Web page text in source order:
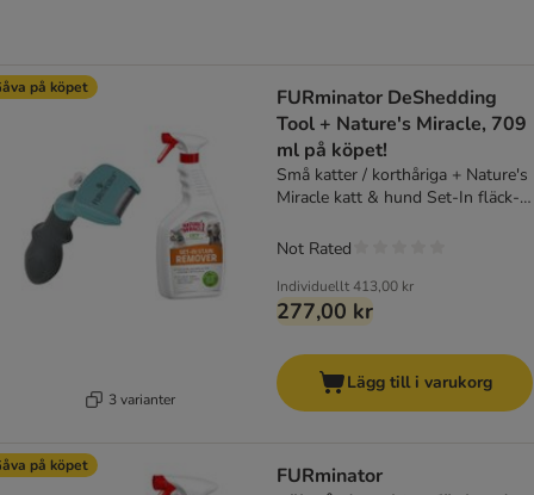
på köpet
3 varianter
FURminator DeShedding
Tool + Nature's Miracle, 709
ml på köpet!
Små katter / korthåriga + Nature's
Miracle katt & hund Set-In fläck-
ml
Individuellt413,00 kr
277,00 kr
Not Rated
Lägg till i varukorg
på köpet
FURminator